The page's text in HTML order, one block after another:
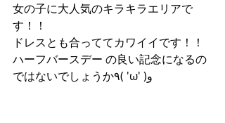
女の子に大人気のキラキラエリアで
す！！
ドレスとも合っててカワイイです！！
ハーフバースデー の良い記念になるの
ではないでしょうか٩( 'ω' )و